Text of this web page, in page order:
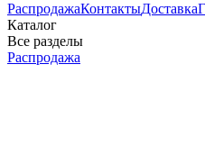
РаспродажаКонтактыДоставка
Каталог
Все разделы
Распродажа